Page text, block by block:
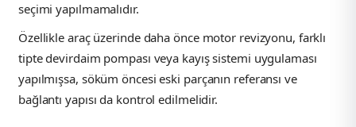
seçimi yapılmamalıdır.
Özellikle araç üzerinde daha önce motor revizyonu, farklı
tipte devirdaim pompası veya kayış sistemi uygulaması
yapılmışsa, söküm öncesi eski parçanın referansı ve
bağlantı yapısı da kontrol edilmelidir.